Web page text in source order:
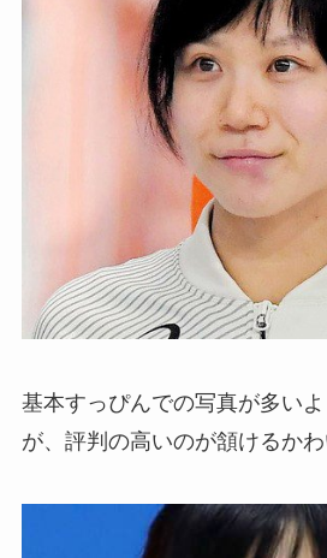
基本すっぴんでの写真が多い
が、評判の高いのが頷けるかわ